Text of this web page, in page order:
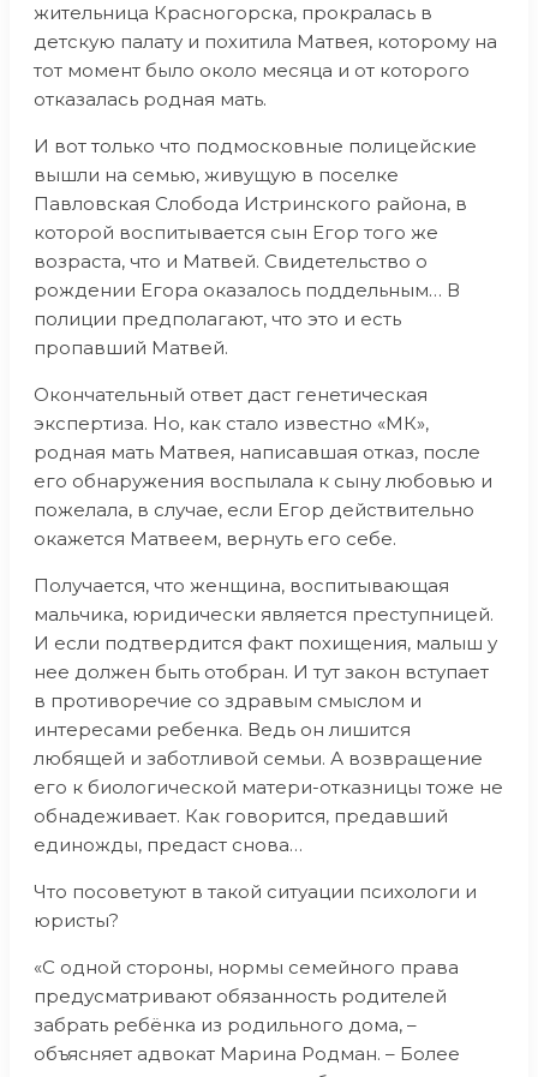
жительница Красногорска, прокралась в
детскую палату и похитила Матвея, которому на
тот момент было около месяца и от которого
отказалась родная мать.
И вот только что подмосковные полицейские
вышли на семью, живущую в поселке
Павловская Слобода Истринского района, в
которой воспитывается сын Егор того же
возраста, что и Матвей. Свидетельство о
рождении Егора оказалось поддельным… В
полиции предполагают, что это и есть
пропавший Матвей.
Окончательный ответ даст генетическая
экспертиза. Но, как стало известно «МК»,
родная мать Матвея, написавшая отказ, после
его обнаружения воспылала к сыну любовью и
пожелала, в случае, если Егор действительно
окажется Матвеем, вернуть его себе.
Получается, что женщина, воспитывающая
мальчика, юридически является преступницей.
И если подтвердится факт похищения, малыш у
нее должен быть отобран. И тут закон вступает
в противоречие со здравым смыслом и
интересами ребенка. Ведь он лишится
любящей и заботливой семьи. А возвращение
его к биологической матери-отказницы тоже не
обнадеживает. Как говорится, предавший
единожды, предаст снова…
Что посоветуют в такой ситуации психологи и
юристы?
«С одной стороны, нормы семейного права
предусматривают обязанность родителей
забрать ребёнка из родильного дома, –
объясняет адвокат Марина Родман. – Более